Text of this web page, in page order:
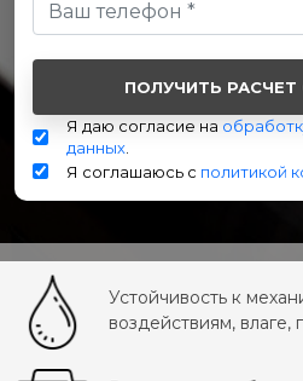
Я даю согласие на
данных
Я соглашаюсь с политикой
Устойчивость к
воздействиям, влаге,